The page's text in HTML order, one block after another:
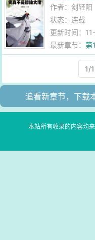
作者：剑轻阳
状态：连载
更新时间：
最新章节：第
1/1
追看新章节，下载
本站所有收录的内容均